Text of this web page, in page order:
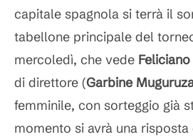
capitale spagnola si terrà il
tabellone principale del
mercoledì, che vede
di direttore (Garbine
femminile, con sorteggio già
momento si avrà una